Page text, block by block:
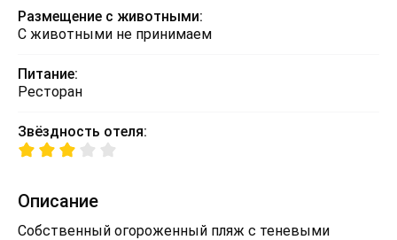
Размещение с животными:
С животными не принимаем
Питание:
Ресторан
Звёздность отеля:
Описание
Собственный огороженный пляж с теневыми